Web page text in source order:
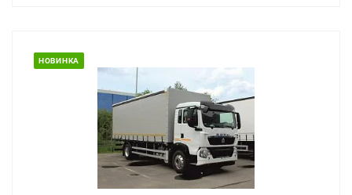
НОВИНКА